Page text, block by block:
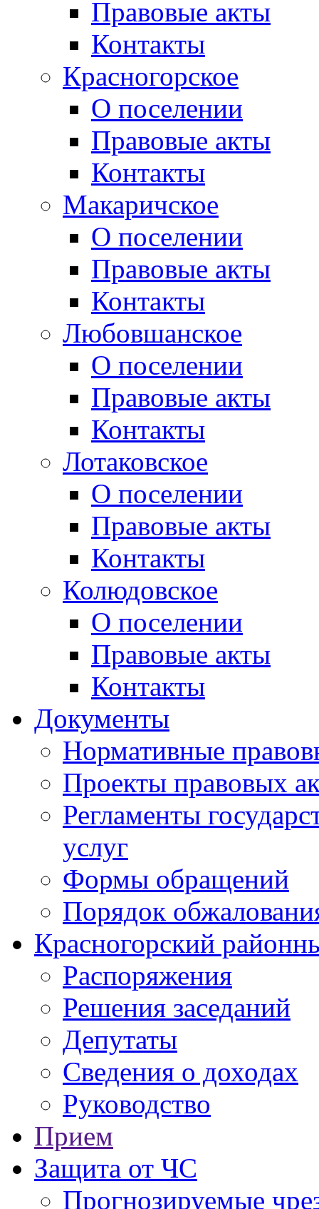
Правовые акты
Контакты
Красногорское
О поселении
Правовые акты
Контакты
Макаричское
О поселении
Правовые акты
Контакты
Любовшанское
О поселении
Правовые акты
Контакты
Лотаковское
О поселении
Правовые акты
Контакты
Колюдовское
О поселении
Правовые акты
Контакты
Документы
Нормативные
Проекты правовых
Регламенты
услуг
Формы обращений
Порядок
Красногорский
Распоряжения
Решения заседаний
Депутаты
Сведения о доходах
Руководство
Прием
Защита от ЧС
Прогнозируемые